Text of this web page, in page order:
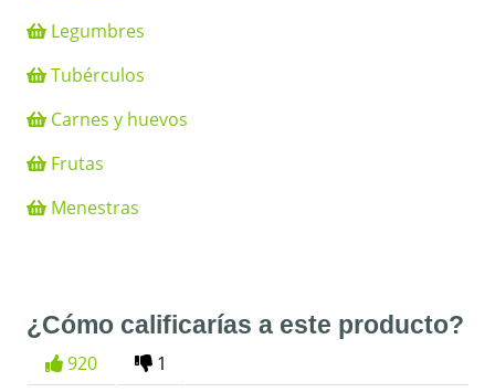
Legumbres
Tubérculos
Carnes y huevos
Frutas
Menestras
¿Cómo calificarías a este producto?
920 1